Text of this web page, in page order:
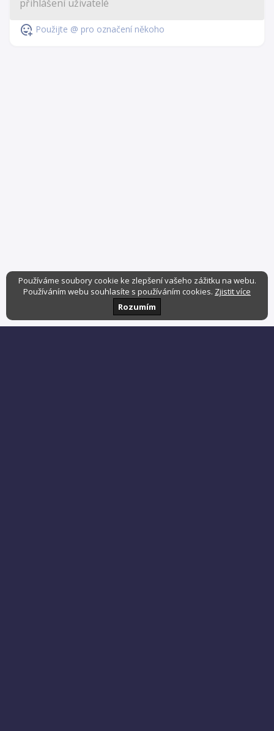
Použijte @ pro označení někoho
Používáme soubory cookie ke zlepšení vašeho zážitku na webu.
Používáním webu souhlasíte s používáním cookies. Zjistit více
Rozumím